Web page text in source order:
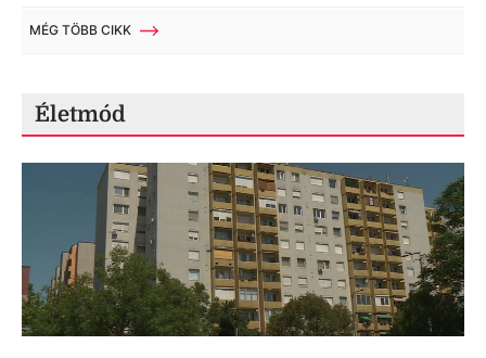
MÉG TÖBB CIKK
Életmód